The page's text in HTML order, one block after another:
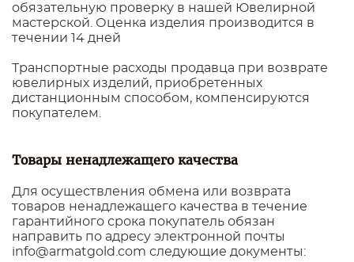
обязательную проверку в нашей Ювелирной
мастерской. Оценка изделия производится в
течении 14 дней
Транспортные расходы продавца при возврате
ювелирных изделий, приобретенных
дистанционным способом, компенсируются
покупателем.
Товары ненадлежащего качества
Для осуществления обмена или возврата
товаров ненадлежащего качества в течение
гарантийного срока покупатель обязан
направить по адресу электронной почты
info@armatgold.com следующие документы: